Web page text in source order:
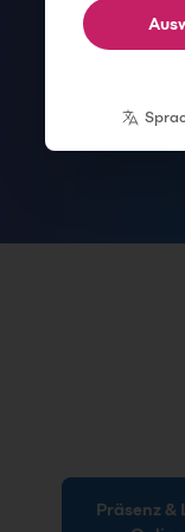
Präsenz & Live-